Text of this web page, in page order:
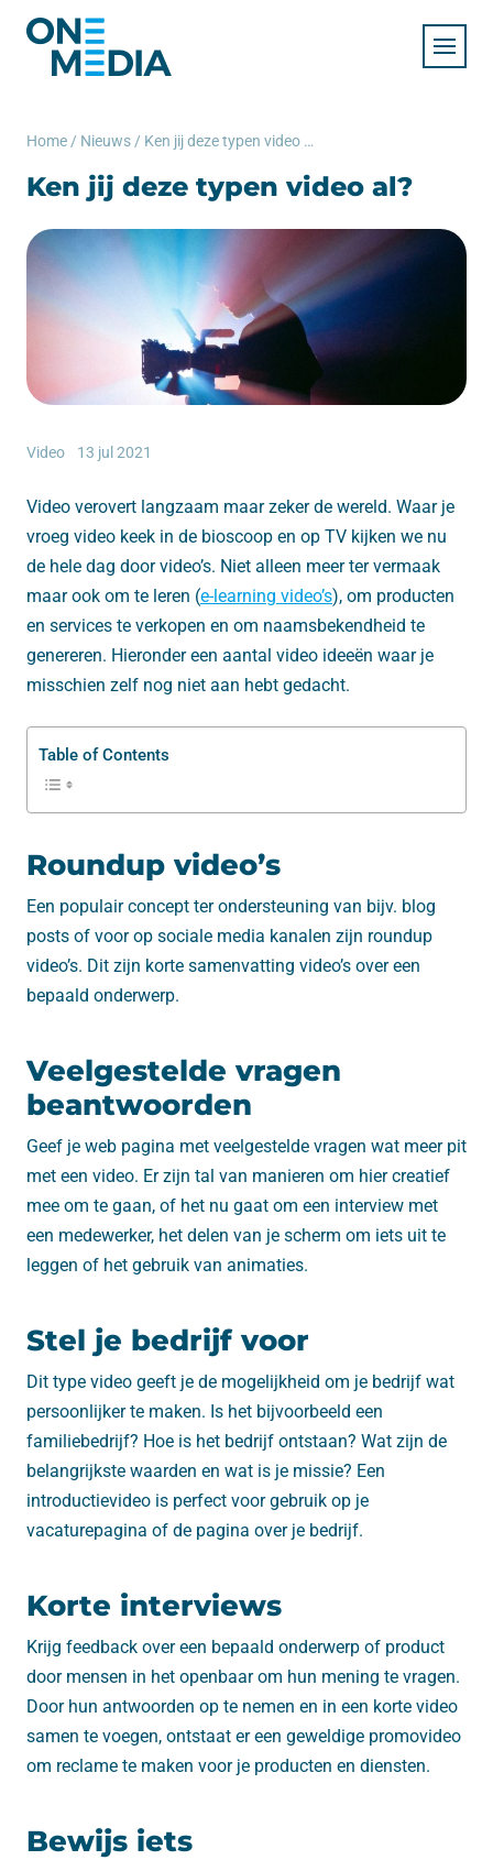
Home / Nieuws / Ken jij deze typen video al?
Ken jij deze typen video al?
Video 13 jul 2021
Video verovert langzaam maar zeker de wereld. Waar je
vroeg video keek in de bioscoop en op TV kijken we nu
de hele dag door video’s. Niet alleen meer ter vermaak
maar ook om te leren (e-learning video’s), om producten
en services te verkopen en om naamsbekendheid te
genereren. Hieronder een aantal video ideeën waar je
misschien zelf nog niet aan hebt gedacht.
Table of Contents
Roundup video’s
Een populair concept ter ondersteuning van bijv. blog
posts of voor op sociale media kanalen zijn roundup
video’s. Dit zijn korte samenvatting video’s over een
bepaald onderwerp.
Veelgestelde vragen
beantwoorden
Geef je web pagina met veelgestelde vragen wat meer pit
met een video. Er zijn tal van manieren om hier creatief
mee om te gaan, of het nu gaat om een ​​interview met
een medewerker, het delen van je scherm om iets uit te
leggen of het gebruik van animaties.
Stel je bedrijf voor
Dit type video geeft je de mogelijkheid om je bedrijf wat
persoonlijker te maken. Is het bijvoorbeeld een
familiebedrijf? Hoe is het bedrijf ontstaan? Wat zijn de
belangrijkste waarden en wat is je missie? Een
introductievideo is perfect voor gebruik op je
vacaturepagina of de pagina over je bedrijf.
Korte interviews
Krijg feedback over een bepaald onderwerp of product
door mensen in het openbaar om hun mening te vragen.
Door hun antwoorden op te nemen en in een korte video
samen te voegen, ontstaat er een geweldige promovideo
om reclame te maken voor je producten en diensten.
Bewijs iets